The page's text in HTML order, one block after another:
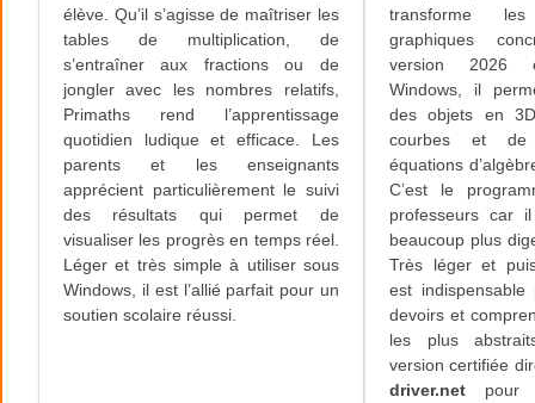
élève. Qu’il s’agisse de maîtriser les
tables de multiplication, de
s’entraîner aux fractions ou de
jongler avec les nombres relatifs,
Primaths rend l’apprentissage
quotidien ludique et efficace. Les
parents et les enseignants
apprécient particulièrement le suivi
des résultats qui permet de
visualiser les progrès en temps réel.
Léger et très simple à utiliser sous
Windows, il est l’allié parfait pour un
soutien scolaire réussi.
transforme
graphiques
version 2026
Windows, il
des objets en
courbes et de
équations
C’est le
professeurs car
beaucoup plus
Très léger et
est
devoirs et
les plus
version certifiée
driver.net pour